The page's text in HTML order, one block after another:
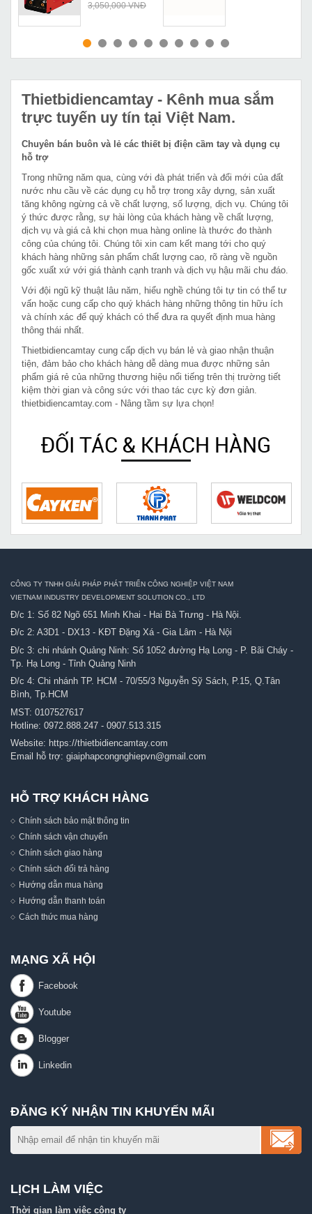
MUA NGAY
3,050,000 VNĐ
MUA NGAY
Thietbidiencamtay - Kênh mua sắm
trực tuyến uy tín tại Việt Nam.
Chuyên bán buôn và lẻ các thiết bị điện cầm tay và dụng cụ
hỗ trợ
Trong những năm qua, cùng với đà phát triển và đổi mới của đất
nước nhu cầu về các dụng cụ hỗ trợ trong xây dựng, sản xuất
tăng không ngừng cả về chất lượng, số lượng, dịch vụ. Chúng tôi
ý thức được rằng, sự hài lòng của khách hàng về chất lượng,
dịch vụ và giá cả khi chọn mua hàng online là thước đo thành
công của chúng tôi. Chúng tôi xin cam kết mang tới cho quý
khách hàng những sản phẩm chất lượng cao, rõ ràng về nguồn
gốc xuất xứ với giá thành cạnh tranh và dịch vụ hậu mãi chu đáo.
Với đội ngũ kỹ thuật lâu năm, hiểu nghề chúng tôi tự tin có thể tư
vấn hoặc cung cấp cho quý khách hàng những thông tin hữu ích
và chính xác để quý khách có thể đưa ra quyết định mua hàng
thông thái nhất.
Thietbidiencamtay cung cấp dịch vụ bán lẻ và giao nhận thuận
tiện, đảm bảo cho khách hàng dễ dàng mua được những sản
phẩm giá rẻ của những thương hiệu nổi tiếng trên thị trường tiết
kiệm thời gian và công sức với thao tác cực kỳ đơn giản.
thietbidiencamtay.com - Nâng tầm sự lựa chọn!
ĐỐI TÁC & KHÁCH HÀNG
CÔNG TY TNHH GIẢI PHÁP PHÁT TRIỂN CÔNG NGHIỆP VIỆT NAM
VIETNAM INDUSTRY DEVELOPMENT SOLUTION CO., LTD
Đ/c 1: Số 82 Ngõ 651 Minh Khai - Hai Bà Trưng - Hà Nội.
Đ/c 2: A3D1 - DX13 - KĐT Đặng Xá - Gia Lâm - Hà Nội
Đ/c 3: chi nhánh Quảng Ninh: Số 1052 đường Hạ Long - P. Bãi Cháy -
Tp. Hạ Long - Tỉnh Quảng Ninh
Đ/c 4: Chi nhánh TP. HCM - 70/55/3 Nguyễn Sỹ Sách, P.15, Q.Tân
Bình, Tp.HCM
MST: 0107527617
Hotline: 0972.888.247 - 0907.513.315
Website: https://thietbidiencamtay.com
Email hỗ trợ: giaiphapcongnghiepvn@gmail.com
HỖ TRỢ KHÁCH HÀNG
Chính sách bảo mật thông tin
Chính sách vận chuyển
Chính sách giao hàng
Chính sách đổi trả hàng
Hướng dẫn mua hàng
Hướng dẫn thanh toán
Cách thức mua hàng
MẠNG XÃ HỘI
ĐĂNG KÝ NHẬN TIN KHUYẾN MÃI
LỊCH LÀM VIỆC
Thời gian làm việc công ty